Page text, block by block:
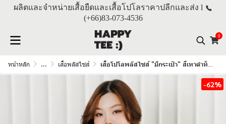
ผลิตและจำหน่ายเสื้อยืดและเสื้อโปโลราคาปลีกและส่ง l
(+66)83-073-4536
0
หน้าหลัก ... เสื้อพลัสไซส์ เสื้อโปโลพลัสไซส์ "มีกระเป๋า" สีเทาดำท็อปดราย
-62%